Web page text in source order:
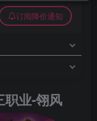
订阅降价通知
职业-翎风